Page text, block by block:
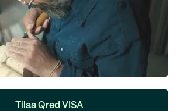
Tilaa Qred VISA